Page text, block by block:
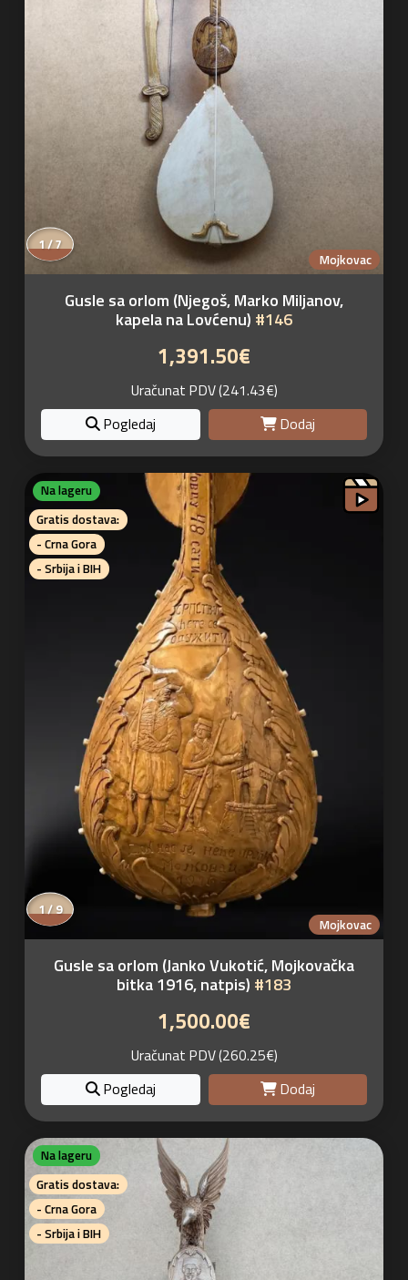
Mojkovac
1 / 7
Gusle sa orlom (Njegoš, Marko Miljanov,
kapela na Lovćenu) #146
1,391.50€
Uračunat PDV (241.43€)
Pogledaj
Dodaj
Na lageru
Gratis dostava:
- Crna Gora
- Srbija i BIH
Mojkovac
1 / 9
Gusle sa orlom (Janko Vukotić, Mojkovačka
bitka 1916, natpis) #183
1,500.00€
Uračunat PDV (260.25€)
Pogledaj
Dodaj
Na lageru
Gratis dostava:
- Crna Gora
- Srbija i BIH